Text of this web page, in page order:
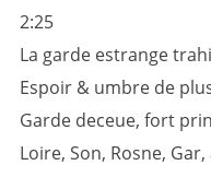
2:25
La garde estrange
Espoir & umbre de
Garde deceue, fort
Loire, Son, Rosne,